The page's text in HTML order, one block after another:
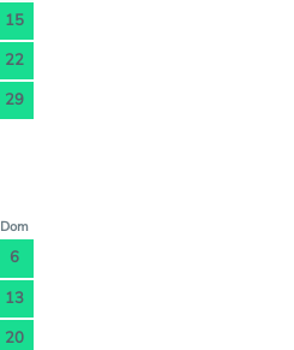
15
22
29
Dom
6
13
20